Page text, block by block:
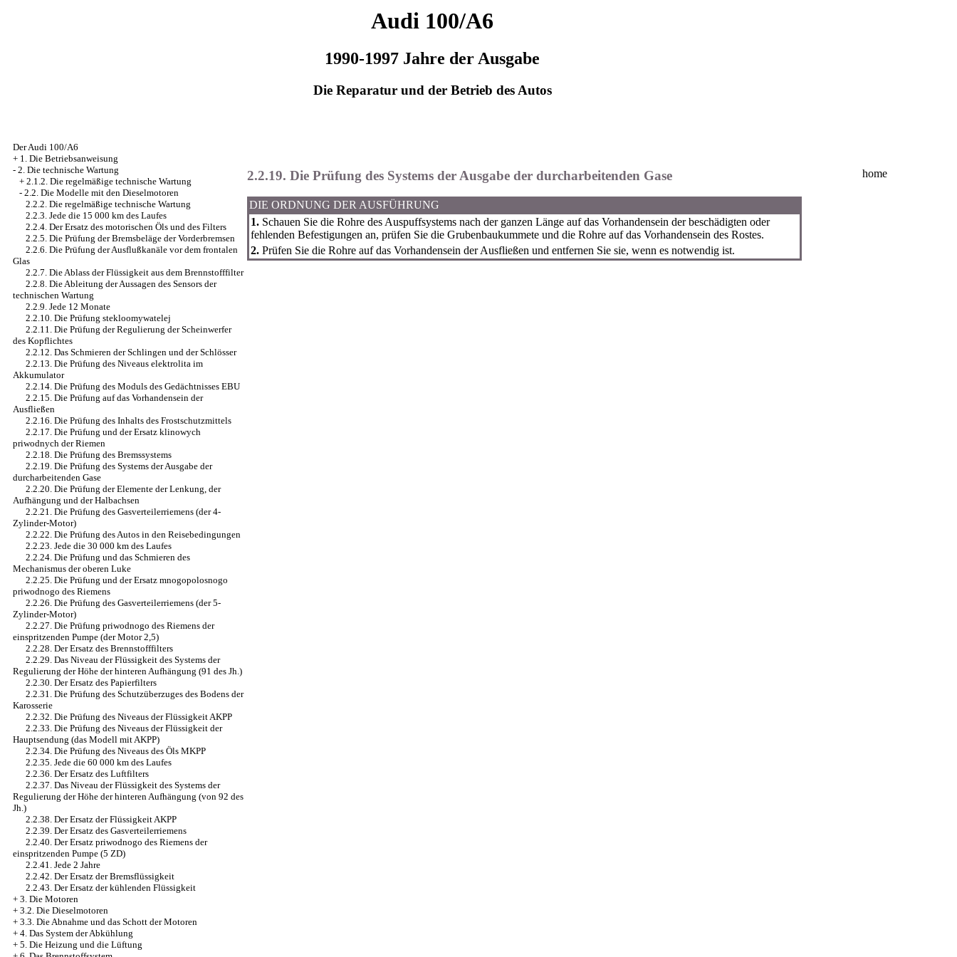
Audi 100/A6
1990-1997 Jahre der Ausgabe
Die Reparatur und der Betrieb des Autos
Der Audi 100/A6
+ 1. Die Betriebsanweisung
- 2. Die technische Wartung
+ 2.1.2. Die regelmäßige technische Wartung
- 2.2. Die Modelle mit den Dieselmotoren
2.2.2. Die regelmäßige technische Wartung
2.2.3. Jede die 15 000 km des Laufes
2.2.4. Der Ersatz des motorischen Öls und des Filters
2.2.5. Die Prüfung der Bremsbeläge der Vorderbremsen
2.2.6. Die Prüfung der Ausflußkanäle vor dem frontalen
Glas
2.2.7. Die Ablass der Flüssigkeit aus dem Brennstofffilter
2.2.8. Die Ableitung der Aussagen des Sensors der
technischen Wartung
2.2.9. Jede 12 Monate
2.2.10. Die Prüfung stekloomywatelej
2.2.11. Die Prüfung der Regulierung der Scheinwerfer
des Kopflichtes
2.2.12. Das Schmieren der Schlingen und der Schlösser
2.2.13. Die Prüfung des Niveaus elektrolita im
Akkumulator
2.2.14. Die Prüfung des Moduls des Gedächtnisses EBU
2.2.15. Die Prüfung auf das Vorhandensein der
Ausfließen
2.2.16. Die Prüfung des Inhalts des Frostschutzmittels
2.2.17. Die Prüfung und der Ersatz klinowych
priwodnych der Riemen
2.2.18. Die Prüfung des Bremssystems
2.2.19. Die Prüfung des Systems der Ausgabe der
durcharbeitenden Gase
2.2.20. Die Prüfung der Elemente der Lenkung, der
Aufhängung und der Halbachsen
2.2.21. Die Prüfung des Gasverteilerriemens (der 4-
Zylinder-Motor)
2.2.22. Die Prüfung des Autos in den Reisebedingungen
2.2.23. Jede die 30 000 km des Laufes
2.2.24. Die Prüfung und das Schmieren des
Mechanismus der oberen Luke
2.2.25. Die Prüfung und der Ersatz mnogopolosnogo
priwodnogo des Riemens
2.2.26. Die Prüfung des Gasverteilerriemens (der 5-
Zylinder-Motor)
2.2.27. Die Prüfung priwodnogo des Riemens der
einspritzenden Pumpe (der Motor 2,5)
2.2.28. Der Ersatz des Brennstofffilters
2.2.29. Das Niveau der Flüssigkeit des Systems der
Regulierung der Höhe der hinteren Aufhängung (91 des Jh.)
2.2.30. Der Ersatz des Papierfilters
2.2.31. Die Prüfung des Schutzüberzuges des Bodens der
Karosserie
2.2.32. Die Prüfung des Niveaus der Flüssigkeit AKPP
2.2.33. Die Prüfung des Niveaus der Flüssigkeit der
Hauptsendung (das Modell mit AKPP)
2.2.34. Die Prüfung des Niveaus des Öls MKPP
2.2.35. Jede die 60 000 km des Laufes
2.2.36. Der Ersatz des Luftfilters
2.2.37. Das Niveau der Flüssigkeit des Systems der
Regulierung der Höhe der hinteren Aufhängung (von 92 des
Jh.)
2.2.38. Der Ersatz der Flüssigkeit AKPP
2.2.39. Der Ersatz des Gasverteilerriemens
2.2.40. Der Ersatz priwodnogo des Riemens der
einspritzenden Pumpe (5 ZD)
2.2.41. Jede 2 Jahre
2.2.42. Der Ersatz der Bremsflüssigkeit
2.2.43. Der Ersatz der kühlenden Flüssigkeit
+ 3. Die Motoren
+ 3.2. Die Dieselmotoren
+ 3.3. Die Abnahme und das Schott der Motoren
+ 4. Das System der Abkühlung
+ 5. Die Heizung und die Lüftung
2.2.19. Die Prüfung des Systems der Ausgabe der durcharbeitenden Gase
DIE ORDNUNG DER AUSFÜHRUNG
1. Schauen Sie die Rohre des Auspuffsystems nach der ganzen Länge auf das Vorhandensein der beschädigten oder
fehlenden Befestigungen an, prüfen Sie die Grubenbaukummete und die Rohre auf das Vorhandensein des Rostes.
2. Prüfen Sie die Rohre auf das Vorhandensein der Ausfließen und entfernen Sie sie, wenn es notwendig ist.
home